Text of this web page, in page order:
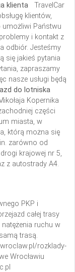
klienta
TravelCar
klientów,
umożliwi Państwu
i kontakt z
odbiór. Jesteśmy
się jakieś pytania
zapraszamy
nasze usługi będą
do lotniska
Kopernika
części
miasta, w
którą można się
zarówno od
krajowej nr 5,
z autostrady A4.
PKP i
całej trasy
ruchu w
trasą.
rozklady-
Wrocławiu